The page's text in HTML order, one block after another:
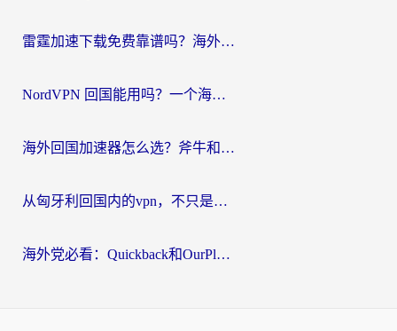
雷霆加速下载免费靠谱吗？海外党选回国加速器的避坑指南（附热门工具对比）
NordVPN 回国能用吗？一个海外用户必须面对的真实困境
海外回国加速器怎么选？斧牛和海龟哪个好？一篇帮你避开坑的实用指南
从匈牙利回国内的vpn，不只是为了刷剧那么简单
海外党必看：Quickback和OurPlay好用吗？3分钟选对回国加速器，无缝刷剧玩游戏